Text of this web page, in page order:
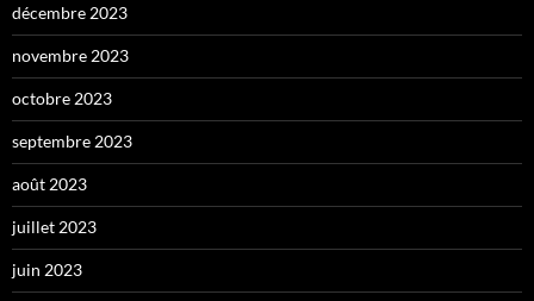
décembre 2023
novembre 2023
octobre 2023
septembre 2023
août 2023
juillet 2023
juin 2023